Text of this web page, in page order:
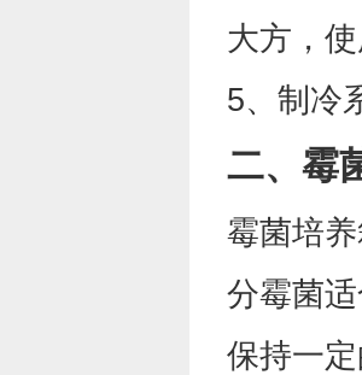
大方，
5、制冷
二、 霉
霉菌培
分霉菌
保持一